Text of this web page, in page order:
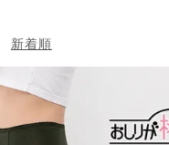
新着順